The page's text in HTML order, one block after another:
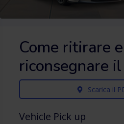
Come ritirare e
riconsegnare
Scarica il
Vehicle Pick up